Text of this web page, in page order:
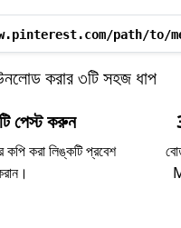
path/to/
করার ৩টি সহজ ধাপ
পেস্ট করুন
কপি করা লিঙ্কটি প্রবেশ